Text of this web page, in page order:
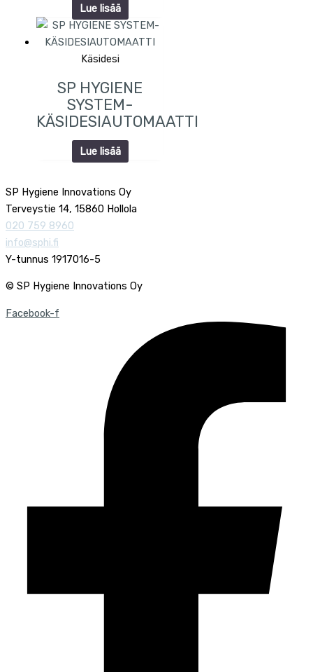
Lue lisää
Käsidesi
SP HYGIENE
SYSTEM-
KÄSIDESIAUTOMAATTI
Lue lisää
SP Hygiene Innovations Oy
Terveystie 14, 15860 Hollola
020 759 8960
info@sphi.fi
Y-tunnus 1917016-5
© SP Hygiene Innovations Oy
Facebook-f